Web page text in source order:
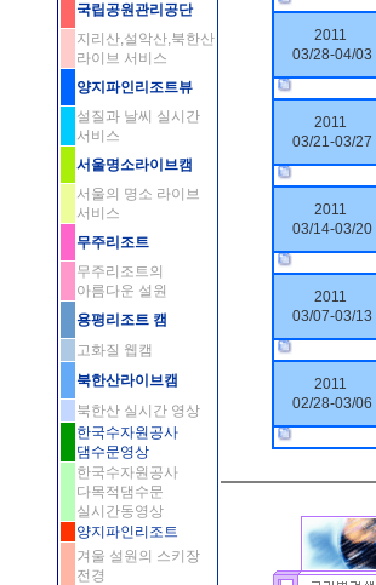
국립공원관리공단
지리산,설악산,북한산
라이브 서비스
양지파인리조트뷰
설질과 날씨 실시간
서비스
서울명소라이브캠
서울의 명소 라이브
서비스
무주리조트
무주리조트의
아름다운 설원
용평리조트 캠
고화질 웹캠
북한산라이브캠
북한산 실시간 영상
한국수자원공사
댐수문영상
한국수자원공사
다목적댐수문
실시간동영상
양지파인리조트
겨울 설원의 스키장
전경
2011
03/28-04/03
2011
03/21-03/27
2011
03/14-03/20
2011
03/07-03/13
2011
02/28-03/06